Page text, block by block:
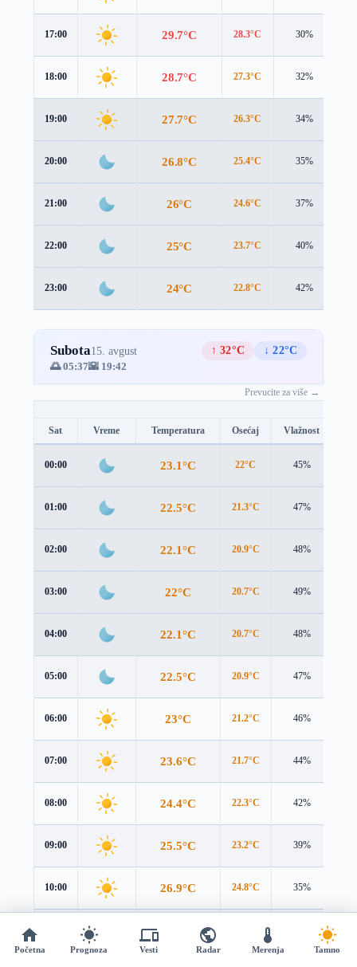
17:00 29.7°C 28.3°C 30%
18:00 28.7°C 27.3°C 32%
19:00 27.7°C 26.3°C 34%
20:00 26.8°C 25.4°C 35%
21:00 26°C 24.6°C 37%
22:00 25°C 23.7°C 40%
23:00 24°C 22.8°C 42%
Subota15. avgust ↑ 32°C
↓ 22°C
🌅 05:37🌇 19:42
Prevucite za više →
Sat Vreme Temperatura Osećaj Vlažnost
00:00 23.1°C 22°C 45%
01:00 22.5°C 21.3°C 47%
02:00 22.1°C 20.9°C 48%
03:00 22°C 20.7°C 49%
04:00 22.1°C 20.7°C 48%
05:00 22.5°C 20.9°C 47%
06:00 23°C 21.2°C 46%
07:00 23.6°C 21.7°C 44%
08:00 24.4°C 22.3°C 42%
09:00 25.5°C 23.2°C 39%
10:00 26.9°C 24.8°C 35%
Početna Prognoza Vesti Radar Merenja Tamno